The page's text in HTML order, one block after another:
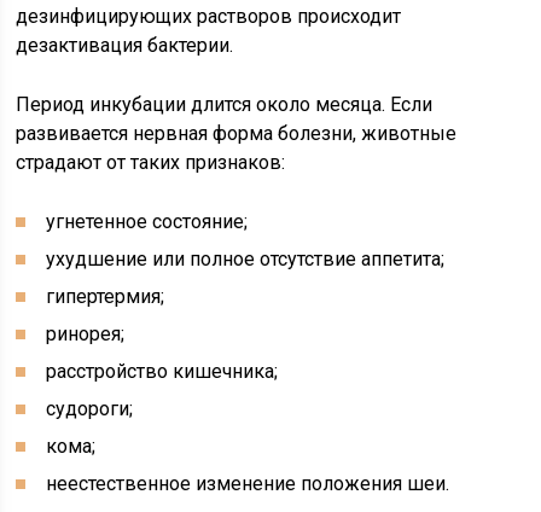
дезинфицирующих растворов происходит
дезактивация бактерии.
Период инкубации длится около месяца. Если
развивается нервная форма болезни, животные
страдают от таких признаков:
угнетенное состояние;
ухудшение или полное отсутствие аппетита;
гипертермия;
ринорея;
расстройство кишечника;
судороги;
кома;
неестественное изменение положения шеи.